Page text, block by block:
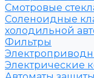
Смотровые
Соленоидные
холодильной
Фильтры
Электрические